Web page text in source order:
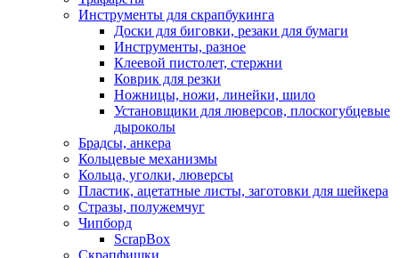
Инструменты для скрапбукинга
Доски для биговки, резаки для бумаги
Инструменты, разное
Клеевой пистолет, стержни
Коврик для резки
Ножницы, ножи, линейки, шило
Установщики для люверсов, плоскогубцевые
дыроколы
Брадсы, анкера
Кольцевые механизмы
Кольца, уголки, люверсы
Пластик, ацетатные листы, заготовки для шейкера
Стразы, полужемчуг
Чипборд
ScrapBox
Скрапфишки